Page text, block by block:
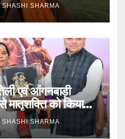
SHASHI SHARMA
एवं आंगनबाड़ी
मातृशक्ति को किया
SHASHI SHARMA